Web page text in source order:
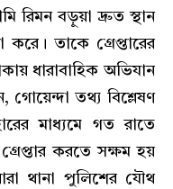
রিমন বড়ুয়া দ্রুত স্থান
তাকে গ্রেপ্তারের
ধারাবাহিক অভিযান
গোয়েন্দা তথ্য বিশ্লেষণ
মাধ্যমে গত রাতে
করতে সক্ষম হয়
থানা পুলিশের যৌথ